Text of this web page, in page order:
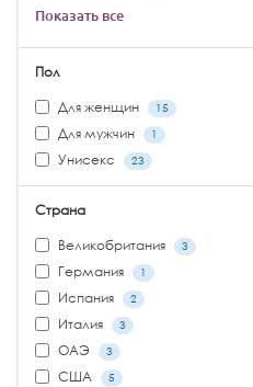
Показать все
Пол
Для женщин
15
Для мужчин 1
Унисекс 23
Страна
Великобритания
3
Германия 1
Испания 2
Италия 3
ОАЭ 3
США 5